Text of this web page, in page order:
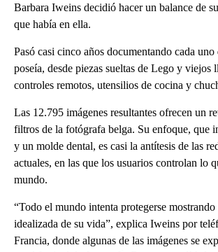
Barbara Iweins decidió hacer un balance de
que había en ella.
Pasó casi cinco años documentando cada
poseía, desde piezas sueltas de Lego y viejos
controles remotos, utensilios de cocina y
Las 12.795 imágenes resultantes ofrecen un
filtros de la fotógrafa belga. Su enfoque, que
y un molde dental, es casi la antítesis de las
actuales, en las que los usuarios controlan lo
mundo.
“Todo el mundo intenta protegerse
idealizada de su vida”, explica Iweins por
Francia, donde algunas de las imágenes se